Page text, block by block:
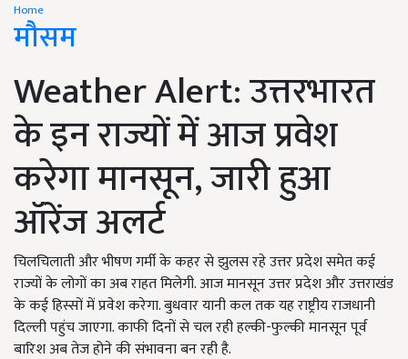
Home
मौसम
Weather Alert: उत्तरभारत
के इन राज्यों में आज प्रवेश
करेगा मानसून, जारी हुआ
ऑरेंज अलर्ट
चिलचिलाती और भीषण गर्मी के कहर से झुलस रहे उत्तर प्रदेश समेत कई
राज्यों के लोगों का अब राहत मिलेगी. आज मानसून उत्तर प्रदेश और उत्तराखंड
के कई हिस्सों में प्रवेश करेगा. बुधवार यानी कल तक यह राष्ट्रीय राजधानी
दिल्ली पहुंच जाएगा. काफी दिनों से चल रही हल्की-फुल्की मानसून पूर्व
बारिश अब तेज होने की संभावना बन रही है.